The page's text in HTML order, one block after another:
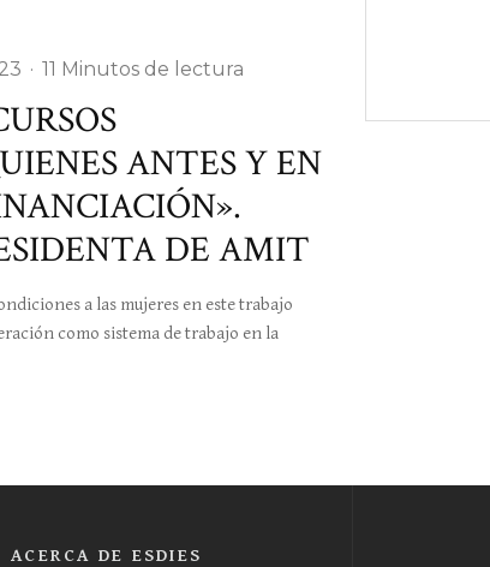
· 11 Minutos de lectura
ANTES Y EN
DE AMIT
a las mujeres en este trabajo
como sistema de trabajo en la
ACERCA DE ESDIES